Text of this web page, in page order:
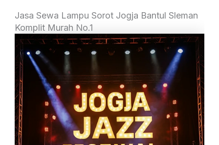
Jasa Sewa Lampu Sorot Jogja Bantul Sleman
Komplit Murah No.1